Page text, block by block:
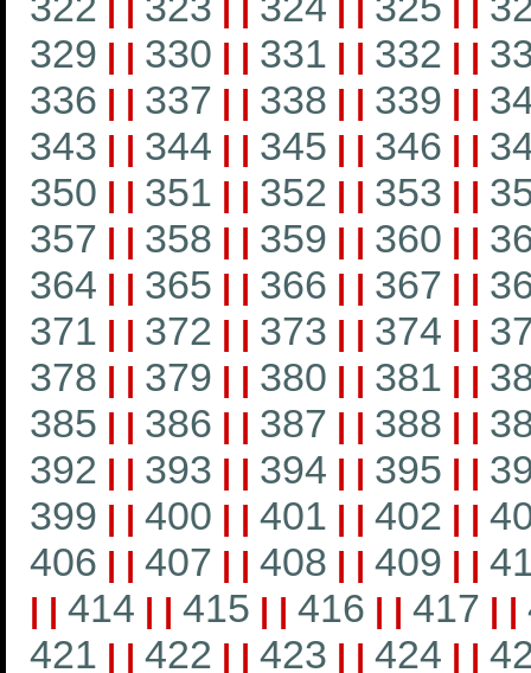
| | | | | | | |
329 | | 330 | | 331 | | 332 | |
336 | | 337 | | 338 | | 339 | |
343 | | 344 | | 345 | | 346 | |
350 | | 351 | | 352 | | 353 | |
357 | | 358 | | 359 | | 360 | |
364 | | 365 | | 366 | | 367 | |
371 | | 372 | | 373 | | 374 | |
378 | | 379 | | 380 | | 381 | |
385 | | 386 | | 387 | | 388 | |
392 | | 393 | | 394 | | 395 | |
399 | | 400 | | 401 | | 402 | |
406 | | 407 | | 408 | | 409 | |
| | 414 | | 415 | | 416 | | 417 | |
421 | | 422 | | 423 | | 424 | |